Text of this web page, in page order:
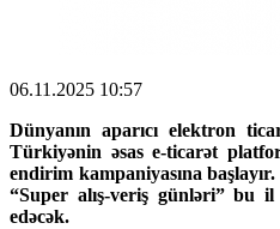
06.11.2025 10:57
Dünyanın aparıcı elektron
Türkiyənin əsas e-ticarət
endirim kampaniyasına
“Super alış-veriş günləri” bu
edəcək.